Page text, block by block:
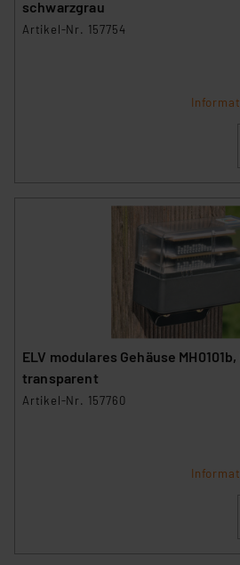
Impressum | Datenschutzerklärung
schwarzgrau
Artikel-Nr. 157754
ELV modulares Gehäuse
transparent
Artikel-Nr. 157760